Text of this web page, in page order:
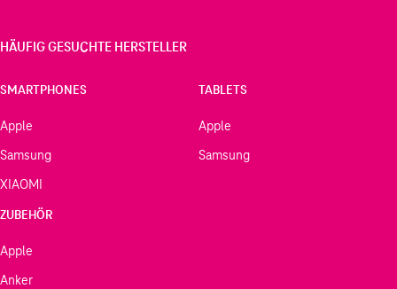
HÄUFIG GESUCHTE HERSTELLER
SMARTPHONES
Apple
Samsung
XIAOMI
TABLETS
Apple
Samsung
ZUBEHÖR
Apple
Anker